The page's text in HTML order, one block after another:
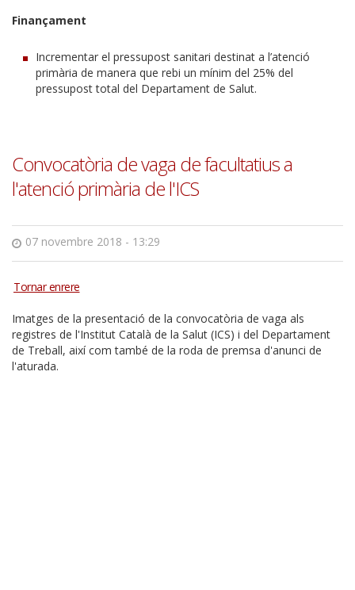
Finançament
Incrementar el pressupost sanitari destinat a l’atenció
primària de manera que rebi un mínim del 25% del
pressupost total del Departament de Salut.
Convocatòria de vaga de facultatius a
l'atenció primària de l'ICS
07 novembre 2018 - 13:29
Imatges de la presentació de la convocatòria de vaga als
registres de l'Institut Català de la Salut (ICS) i del Departament
de Treball, així com també de la roda de premsa d'anunci de
l'aturada.